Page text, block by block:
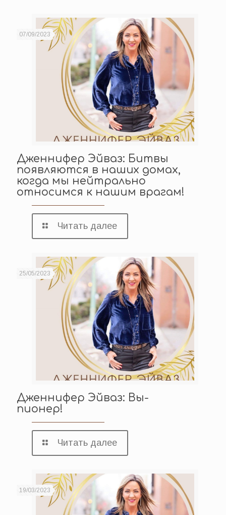
07/09/2023
Дженнифер Эйваз: Битвы
появляются в наших домах,
когда мы нейтрально
относимся к нашим врагам!
Читать далее
25/05/2023
Дженнифер Эйваз: Вы-
пионер!
Читать далее
19/03/2023